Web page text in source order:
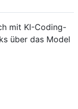
mit KI-Coding-
über das Model